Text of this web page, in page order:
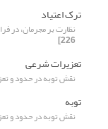
ترک اعتیاد
نظارت بر مجرمان، در
226]
تعزیرات شرعی
نقش توبه در حدود و
توبه
نقش توبه در حدود و